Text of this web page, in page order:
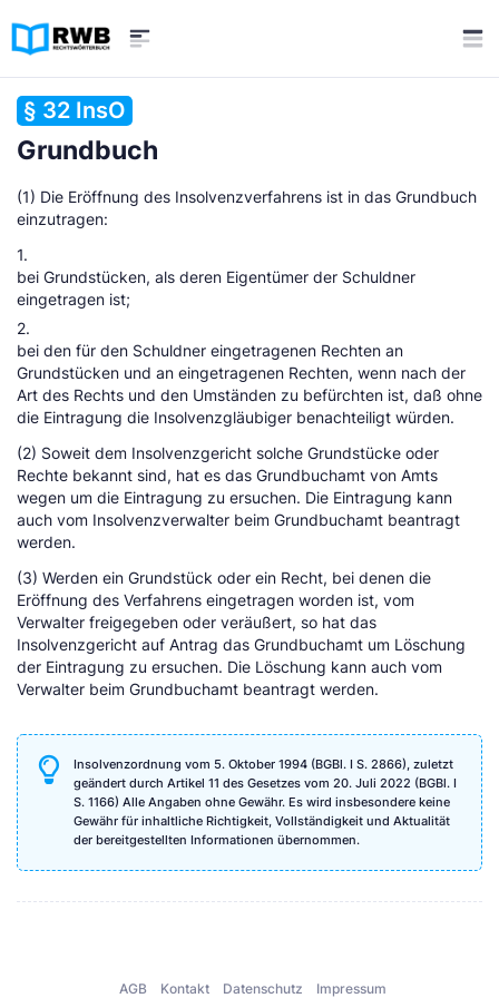
§ 32 InsO
Grundbuch
(1) Die Eröffnung des Insolvenzverfahrens ist in das Grundbuch
einzutragen:
1.
bei Grundstücken, als deren Eigentümer der Schuldner
eingetragen ist;
2.
bei den für den Schuldner eingetragenen Rechten an
Grundstücken und an eingetragenen Rechten, wenn nach der
Art des Rechts und den Umständen zu befürchten ist, daß ohne
die Eintragung die Insolvenzgläubiger benachteiligt würden.
(2) Soweit dem Insolvenzgericht solche Grundstücke oder
Rechte bekannt sind, hat es das Grundbuchamt von Amts
wegen um die Eintragung zu ersuchen. Die Eintragung kann
auch vom Insolvenzverwalter beim Grundbuchamt beantragt
werden.
(3) Werden ein Grundstück oder ein Recht, bei denen die
Eröffnung des Verfahrens eingetragen worden ist, vom
Verwalter freigegeben oder veräußert, so hat das
Insolvenzgericht auf Antrag das Grundbuchamt um Löschung
der Eintragung zu ersuchen. Die Löschung kann auch vom
Verwalter beim Grundbuchamt beantragt werden.
Insolvenzordnung vom 5. Oktober 1994 (BGBl. I S. 2866), zuletzt
geändert durch Artikel 11 des Gesetzes vom 20. Juli 2022 (BGBl. I
S. 1166) Alle Angaben ohne Gewähr. Es wird insbesondere keine
Gewähr für inhaltliche Richtigkeit, Vollständigkeit und Aktualität
der bereitgestellten Informationen übernommen.
AGB Kontakt Datenschutz Impressum